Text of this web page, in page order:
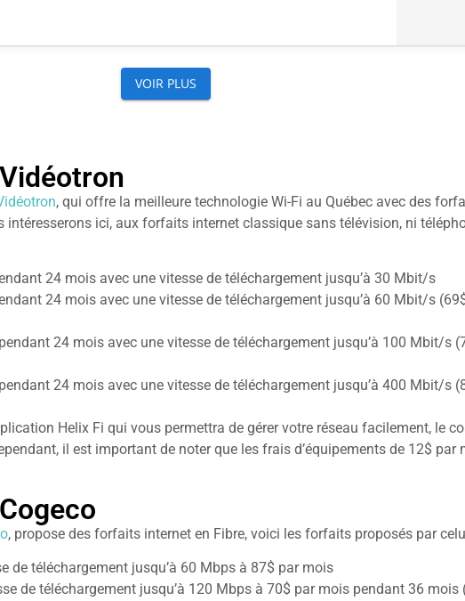
, qui offre la meilleure technologie Wi-Fi au Québec avec des
ici, aux forfaits internet classique sans télévision, ni
24 mois avec une vitesse de téléchargement jusqu’à 30 Mbit/s
24 mois avec une vitesse de téléchargement jusqu’à 60 Mbit/s
24 mois avec une vitesse de téléchargement jusqu’à 100 Mbit/s
24 mois avec une vitesse de téléchargement jusqu’à 400 Mbit/s
Helix Fi qui vous permettra de gérer votre réseau facilement, le
il est important de noter que les frais d’équipements de 12$ par
, propose des forfaits internet en Fibre, voici les forfaits proposés par
de téléchargement jusqu’à 60 Mbps à 87$ par mois
de téléchargement jusqu’à 120 Mbps à 70$ par mois pendant 36